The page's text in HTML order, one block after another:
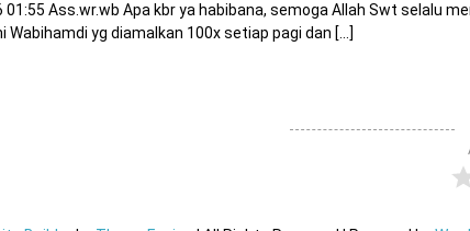
Ass.wr.wb Apa kbr ya habibana, semoga Allah Swt selalu
yg diamalkan 100x setiap pagi dan [...]